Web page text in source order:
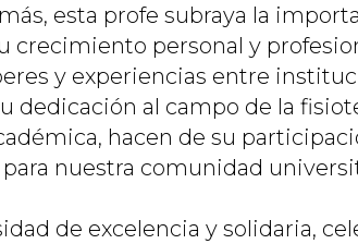
esta profe subraya la
crecimiento personal y
y experiencias entre
dedicación al campo de la
hacen de su
nuestra comunidad
de excelencia y solidaria,